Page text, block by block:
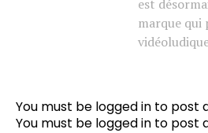
est
marque qui
You must be logged in to post
You must be logged in to post